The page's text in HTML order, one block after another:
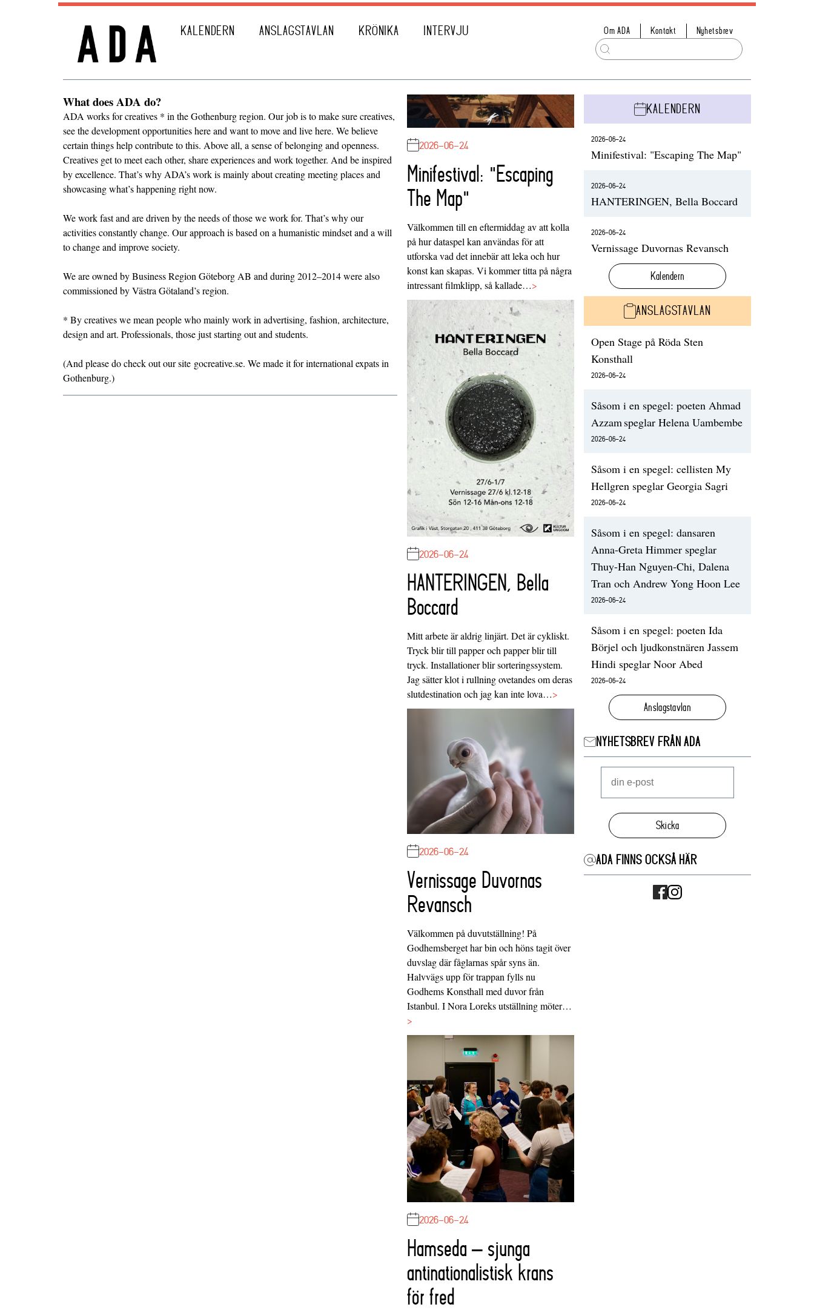
KALENDERN ANSLAGSTAVLAN KRÖNIKA INTERVJU Om ADA Kontakt Nyhetsbrev
What does ADA do?
ADA works for creatives * in the Gothenburg region. Our job is to make sure creatives,
see the development opportunities here and want to move and live here. We believe
certain things help contribute to this. Above all, a sense of belonging and openness.
Creatives get to meet each other, share experiences and work together. And be inspired
by excellence. That’s why ADA’s work is mainly about creating meeting places and
showcasing what’s happening right now.
We work fast and are driven by the needs of those we work for. That’s why our
activities constantly change. Our approach is based on a humanistic mindset and a will
to change and improve society.
We are owned by Business Region Göteborg AB and during 2012–2014 were also
commissioned by Västra Götaland’s region.
* By creatives we mean people who mainly work in advertising, fashion, architecture,
design and art. Professionals, those just starting out and students.
(And please do check out our site gocreative.se. We made it for international expats in
Gothenburg.)
2026-06-24
Minifestival: "Escaping
The Map"
Välkommen till en eftermiddag av att kolla
på hur dataspel kan användas för att
utforska vad det innebär att leka och hur
konst kan skapas. Vi kommer titta på några
intressant filmklipp, så kallade…>
2026-06-24
HANTERINGEN, Bella
Boccard
Mitt arbete är aldrig linjärt. Det är cykliskt.
Tryck blir till papper och papper blir till
tryck. Installationer blir sorteringssystem.
Jag sätter klot i rullning ovetandes om deras
slutdestination och jag kan inte lova…>
2026-06-24
Vernissage Duvornas
Revansch
Välkommen på duvutställning! På
Godhemsberget har bin och höns tagit över
duvslag där fåglarnas spår syns än.
Halvvägs upp för trappan fylls nu
Godhems Konsthall med duvor från
Istanbul. I Nora Loreks utställning möter…
>
2026-06-24
Hamseda – sjunga
antinationalistisk krans
för fred
KALENDERN
2026-06-24
Minifestival: "Escaping The Map"
2026-06-24
HANTERINGEN, Bella Boccard
2026-06-24
Vernissage Duvornas Revansch
Kalendern
ANSLAGSTAVLAN
Open Stage på Röda Sten
Konsthall
2026-06-24
Såsom i en spegel: poeten Ahmad
Azzam speglar Helena Uambembe
2026-06-24
Såsom i en spegel: cellisten My
Hellgren speglar Georgia Sagri
2026-06-24
Såsom i en spegel: dansaren
Anna-Greta Himmer speglar
Thuy-Han Nguyen-Chi, Dalena
Tran och Andrew Yong Hoon Lee
2026-06-24
Såsom i en spegel: poeten Ida
Börjel och ljudkonstnären Jassem
Hindi speglar Noor Abed
2026-06-24
Anslagstavlan
NYHETSBREV FRÅN ADA
Skicka
ADA FINNS OCKSÅ HÄR